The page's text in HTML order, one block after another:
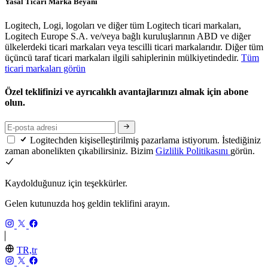
Logitech, Logi, logoları ve diğer tüm Logitech ticari markaları,
Logitech Europe S.A. ve/veya bağlı kuruluşlarının ABD ve diğer
ülkelerdeki ticari markaları veya tescilli ticari markalarıdır. Diğer tüm
üçüncü taraf ticari markaları ilgili sahiplerinin mülkiyetindedir. Tüm
ticari markaları görün
Özel teklifinizi ve ayrıcalıklı avantajlarınızı almak için abone
olun.
Logitechden kişiselleştirilmiş pazarlama istiyorum. İstediğiniz
zaman abonelikten çıkabilirsiniz. Bizim Gizlilik Politikasını görün.
Kaydolduğunuz için teşekkürler.
Gelen kutunuzda hoş geldin teklifini arayın.
TR,tr